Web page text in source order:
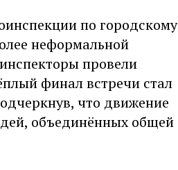
по городскому
неформальной
провели
финал встречи стал
что движение
объединённых общей